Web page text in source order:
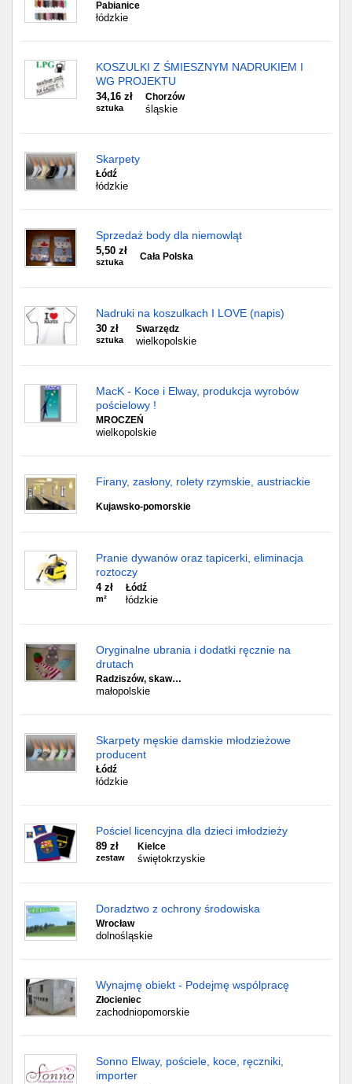
Pabianice
łódzkie
KOSZULKI Z ŚMIESZNYM NADRUKIEM I
WG PROJEKTU
34,16 zł
sztuka
Chorzów
śląskie
Skarpety
Łódź
łódzkie
Sprzedaż body dla niemowląt
5,50 zł
sztuka
Cała Polska
Nadruki na koszulkach I LOVE (napis)
30 zł
sztuka
Swarzędz
wielkopolskie
MacK - Koce i Elway, produkcja wyrobów
pościelowy !
MROCZEŃ
wielkopolskie
Firany, zasłony, rolety rzymskie, austriackie
Kujawsko-pomorskie
Pranie dywanów oraz tapicerki, eliminacja
roztoczy
4 zł
m²
Łódź
łódzkie
Oryginalne ubrania i dodatki ręcznie na
drutach
Radziszów, skaw…
małopolskie
Skarpety męskie damskie młodzieżowe
producent
Łódź
łódzkie
Pościel licencyjna dla dzieci imłodzieży
89 zł
zestaw
Kielce
świętokrzyskie
Doradztwo z ochrony środowiska
Wrocław
dolnośląskie
Wynajmę obiekt - Podejmę wspólpracę
Złocieniec
zachodniopomorskie
Sonno Elway, pościele, koce, ręczniki,
importer